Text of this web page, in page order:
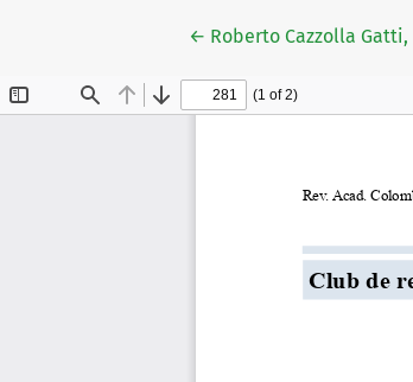
← Volver a los detalles
Roberto Cazzolla Gatti,